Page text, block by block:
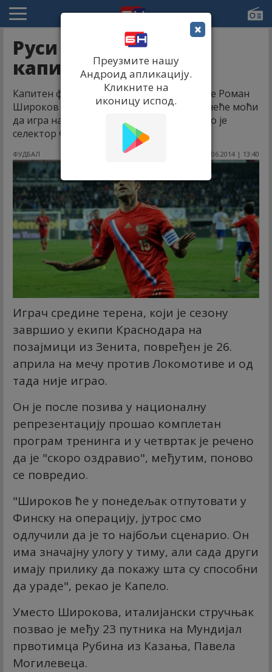
Руси остали без
капитена!
Капитен фудбалске репрезентације Русије Роман
Широков због повреде Ахилове тетиве неће моћи
да игра на Мундијалу у Бразилу, потврдио је
селектор Фабио Капело.
ФУДБАЛ 07.06.2014 | 13:40
Играч средине терена, који је сезону
завршио у екипи Краснодара на
позајмици из Зенита, повређен је 26.
априла на мечу против Локомотиве и од
тада није играо.
Он је после позива у националну
репрезентацију прошао комплетан
програм тренинга и у четвртак је речено
да је "скоро оздравио", међутим, поново
се повредио.
"Широков ће у понедељак отпутовати у
Финску на операцију, јутрос смо
одлучили да је то најбољи сценарио. Он
има значајну улогу у тиму, али сада други
имају прилику да покажу шта су способни
да ураде", рекао је Капело.
Уместо Широкова, италијански стручњак
позвао је међу 23 путника на Мундијал
првотимца Рубина из Казања, Павела
Могилевеца.
×
Преузмите нашу
Андроид апликацију.
Кликните на
иконицу испод.